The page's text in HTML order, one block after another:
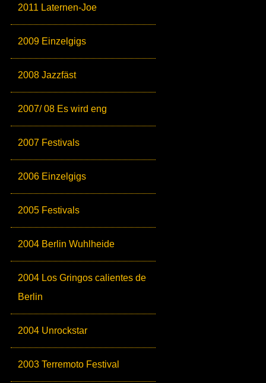
2011 Laternen-Joe
2009 Einzelgigs
2008 Jazzfäst
2007/ 08 Es wird eng
2007 Festivals
2006 Einzelgigs
2005 Festivals
2004 Berlin Wuhlheide
2004 Los Gringos calientes de
Berlin
2004 Unrockstar
2003 Terremoto Festival